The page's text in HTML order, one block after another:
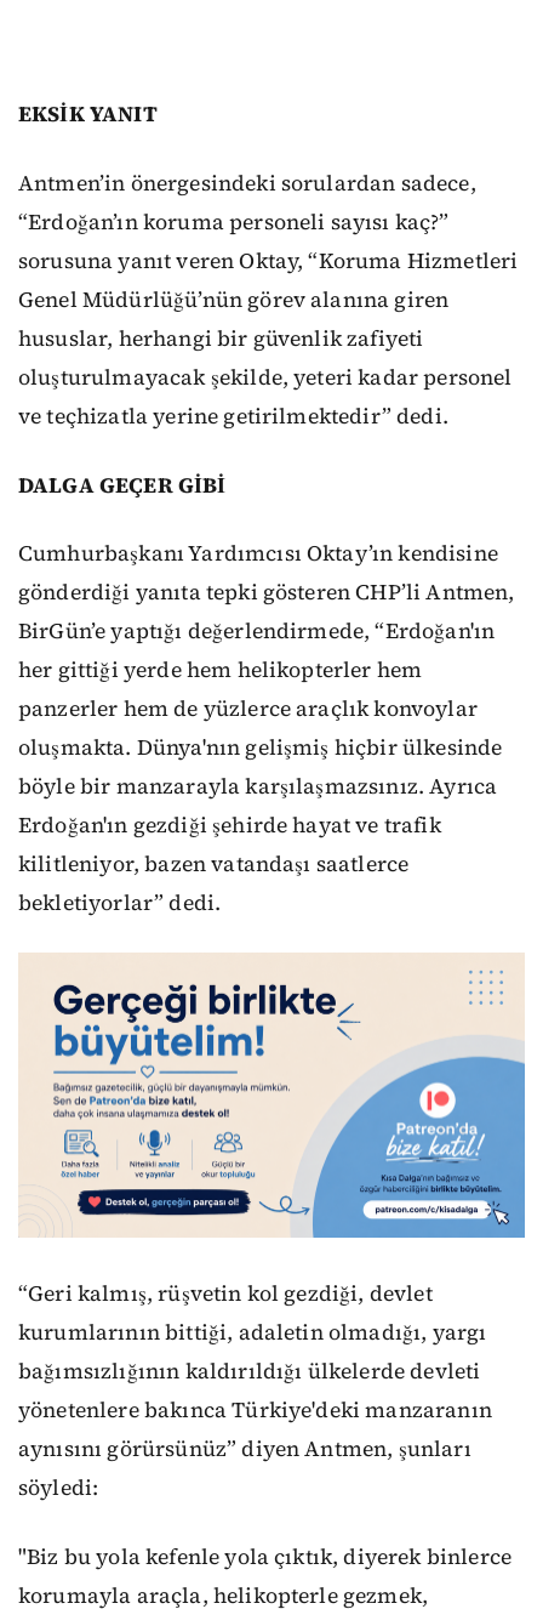
EKSİK YANIT
Antmen’in önergesindeki sorulardan sadece,
“Erdoğan’ın koruma personeli sayısı kaç?”
sorusuna yanıt veren Oktay, “Koruma Hizmetleri
Genel Müdürlüğü’nün görev alanına giren
hususlar, herhangi bir güvenlik zafiyeti
oluşturulmayacak şekilde, yeteri kadar personel
ve teçhizatla yerine getirilmektedir” dedi.
DALGA GEÇER GİBİ
Cumhurbaşkanı Yardımcısı Oktay’ın kendisine
gönderdiği yanıta tepki gösteren CHP’li Antmen,
BirGün’e yaptığı değerlendirmede, “Erdoğan'ın
her gittiği yerde hem helikopterler hem
panzerler hem de yüzlerce araçlık konvoylar
oluşmakta. Dünya'nın gelişmiş hiçbir ülkesinde
böyle bir manzarayla karşılaşmazsınız. Ayrıca
Erdoğan'ın gezdiği şehirde hayat ve trafik
kilitleniyor, bazen vatandaşı saatlerce
bekletiyorlar” dedi.
“Geri kalmış, rüşvetin kol gezdiği, devlet
kurumlarının bittiği, adaletin olmadığı, yargı
bağımsızlığının kaldırıldığı ülkelerde devleti
yönetenlere bakınca Türkiye'deki manzaranın
aynısını görürsünüz” diyen Antmen, şunları
söyledi:
"Biz bu yola kefenle yola çıktık, diyerek binlerce
korumayla araçla, helikopterle gezmek,